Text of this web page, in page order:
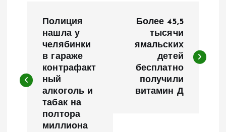
и
Полиция
нашла у
челябинки
в гараже
контрафакт
ный
алкоголь и
табак на
полтора
миллиона
Более 45,5
тысячи
ямальских
детей
бесплатно
получили
витамин Д